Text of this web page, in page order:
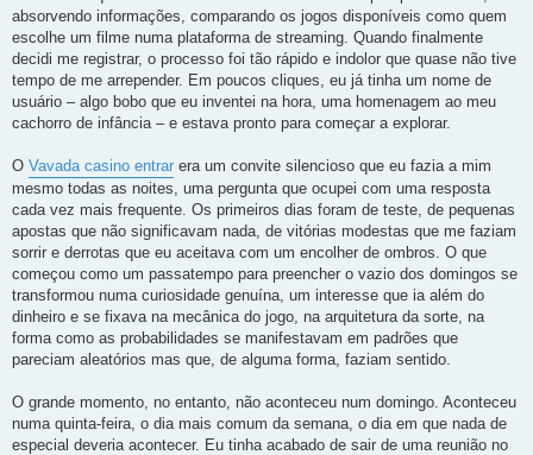
absorvendo informações, comparando os jogos disponíveis como quem
escolhe um filme numa plataforma de streaming. Quando finalmente
decidi me registrar, o processo foi tão rápido e indolor que quase não tive
tempo de me arrepender. Em poucos cliques, eu já tinha um nome de
usuário – algo bobo que eu inventei na hora, uma homenagem ao meu
cachorro de infância – e estava pronto para começar a explorar.
O Vavada casino entrar era um convite silencioso que eu fazia a mim
mesmo todas as noites, uma pergunta que ocupei com uma resposta
cada vez mais frequente. Os primeiros dias foram de teste, de pequenas
apostas que não significavam nada, de vitórias modestas que me faziam
sorrir e derrotas que eu aceitava com um encolher de ombros. O que
começou como um passatempo para preencher o vazio dos domingos se
transformou numa curiosidade genuína, um interesse que ia além do
dinheiro e se fixava na mecânica do jogo, na arquitetura da sorte, na
forma como as probabilidades se manifestavam em padrões que
pareciam aleatórios mas que, de alguma forma, faziam sentido.
O grande momento, no entanto, não aconteceu num domingo. Aconteceu
numa quinta-feira, o dia mais comum da semana, o dia em que nada de
especial deveria acontecer. Eu tinha acabado de sair de uma reunião no